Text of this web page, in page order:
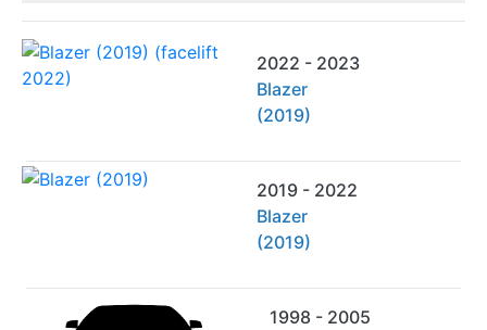
2022 - 2023
Blazer
(2019)
2019 - 2022
Blazer
(2019)
1998 - 2005